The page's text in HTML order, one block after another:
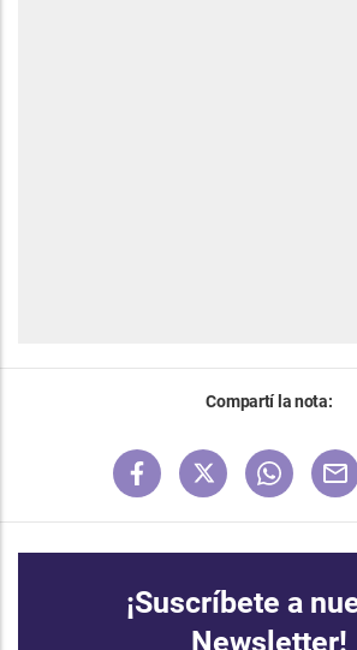
Compartí la nota:
¡Suscríbete a
Newsletter!